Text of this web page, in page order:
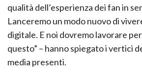
qualità dell’esperienza dei fan in
Lanceremo un modo nuovo di
digitale. E noi dovremo lavorare
questo” – hanno spiegato i vertici
media presenti.